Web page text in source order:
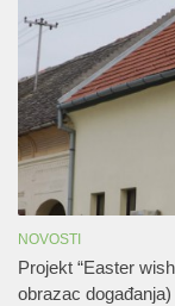
NOVOSTI
Projekt “Easter
obrazac događanja)